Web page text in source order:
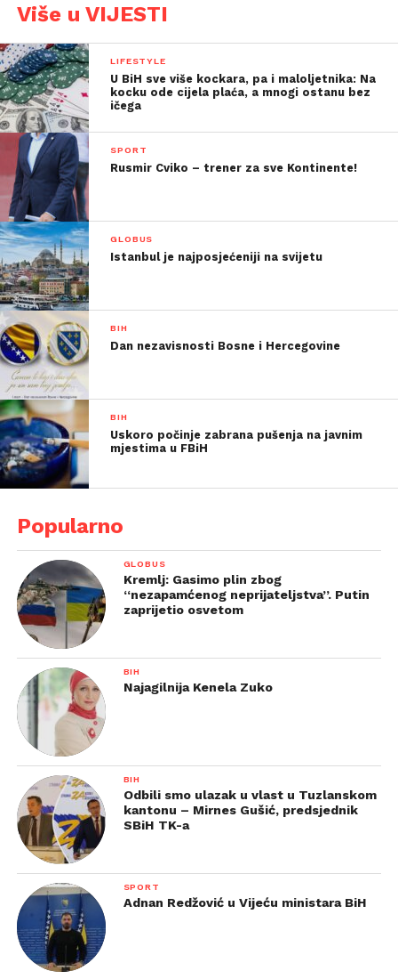
Više u VIJESTI
LIFESTYLE
U BiH sve više kockara, pa i maloljetnika: Na
kocku ode cijela plaća, a mnogi ostanu bez
ičega
SPORT
Rusmir Cviko – trener za sve Kontinente!
GLOBUS
Istanbul je najposjećeniji na svijetu
BIH
Dan nezavisnosti Bosne i Hercegovine
BIH
Uskoro počinje zabrana pušenja na javnim
mjestima u FBiH
Popularno
GLOBUS
Kremlj: Gasimo plin zbog
“nezapamćenog neprijateljstva”. Putin
zaprijetio osvetom
BIH
Najagilnija Kenela Zuko
BIH
Odbili smo ulazak u vlast u Tuzlanskom
kantonu – Mirnes Gušić, predsjednik
SBiH TK-a
SPORT
Adnan Redžović u Vijeću ministara BiH